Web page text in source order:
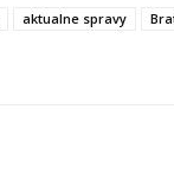
aktualne spravy